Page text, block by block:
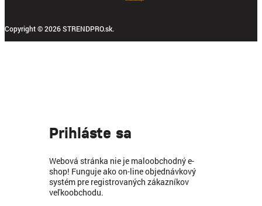
Copyright © 2026 STRENDPRO.sk.
Prihláste sa
Webová stránka nie je maloobchodný e-
shop! Funguje ako on-line objednávkový
systém pre registrovaných zákazníkov
veľkoobchodu.